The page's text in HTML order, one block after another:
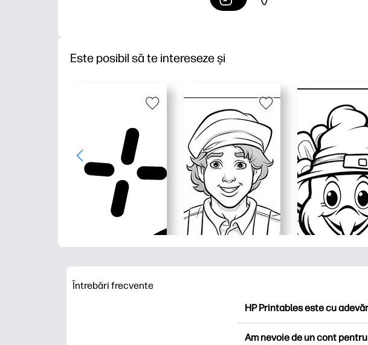
Este posibil să te intereseze și
Întrebări frecvente
HP Printables este cu
Am nevoie de un cont